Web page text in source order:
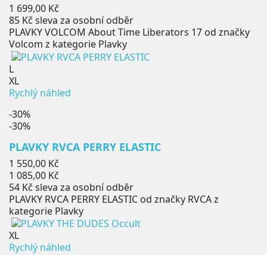
Cena
1 699,00 Kč
85 Kč sleva za osobní odběr
PLAVKY VOLCOM About Time Liberators 17 od značky
Volcom z kategorie Plavky
L
XL
Rychlý náhled
-30%
-30%
PLAVKY RVCA PERRY ELASTIC
Běžná
cena
1 550,00 Kč
Cena
1 085,00 Kč
54 Kč sleva za osobní odběr
PLAVKY RVCA PERRY ELASTIC od značky RVCA z
kategorie Plavky
XL
Rychlý náhled